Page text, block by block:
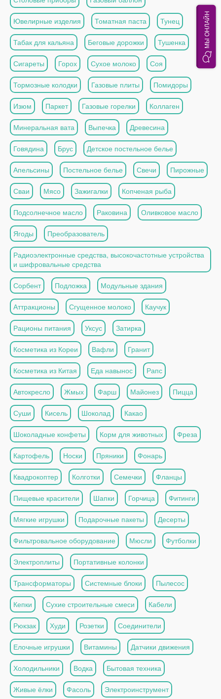
Ювелирные изделия Томатная паста Тунец
Табак для кальяна Беговые дорожки Тушенка
Сигареты Горох Сухое молоко Соя
Тормозные колодки Газовые плиты Помидоры
Изюм Паркет Газовые горелки Коллаген
Минеральная вата Выпечка Древесина
Говядина Брус Детское постельное белье
Апельсины Постельное белье Свечи Пирожные
Сваи Мясо Зажигалки Копченая рыба
Подсолнечное масло Раковина Оливковое масло
Ягоды Преобразователь
Радиоэлектронные средства, высокочастотные устройства
и шифровальные средства
Сорбент Подложка Модульные здания
Аттракционы Сгущенное молоко Каучук
Рационы питания Уксус Затирка
Косметика из Кореи Вафли Гранит
Косметика из Китая Еда навынос Рапс
Автокресло Жмых Фарш Майонез Пицца
Суши Кисель Шоколад Какао
Шоколадные конфеты Корм для животных Фреза
Картофель Носки Пряники Фонарь
Квадрокоптер Колготки Семечки Фланцы
Пищевые красители Шапки Горчица Фитинги
Мягкие игрушки Подарочные пакеты Десерты
Фильтровальное оборудование Мюсли Футболки
Электроплиты Портативные колонки
Трансформаторы Системные блоки Пылесос
Кепки Сухие строительные смеси Кабели
Рюкзак Худи Розетки Соединители
Елочные игрушки Витамины Датчики движения
Холодильники Водка Бытовая техника
Живые ёлки Фасоль Электроинструмент
МЫ ОНЛАЙН